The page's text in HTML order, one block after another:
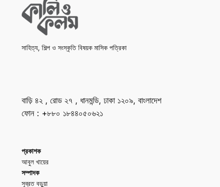
সাহিত্য, শিল্প ও সংস্কৃতি বিষয়ক মাসিক পত্রিকা
বাড়ি ৪২ , রোড ২৭ , ধানমন্ডি, ঢাকা ১২০৯, বাংলাদেশ
ফোন : +৮৮০ ১৮৪৪০৫০৬২১
প্রকাশক
আবুল খায়ের
সম্পাদক
সুব্রত বড়ুয়া